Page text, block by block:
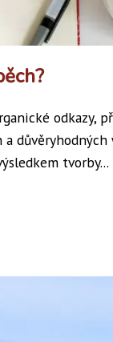
odkazy,
tvorby...